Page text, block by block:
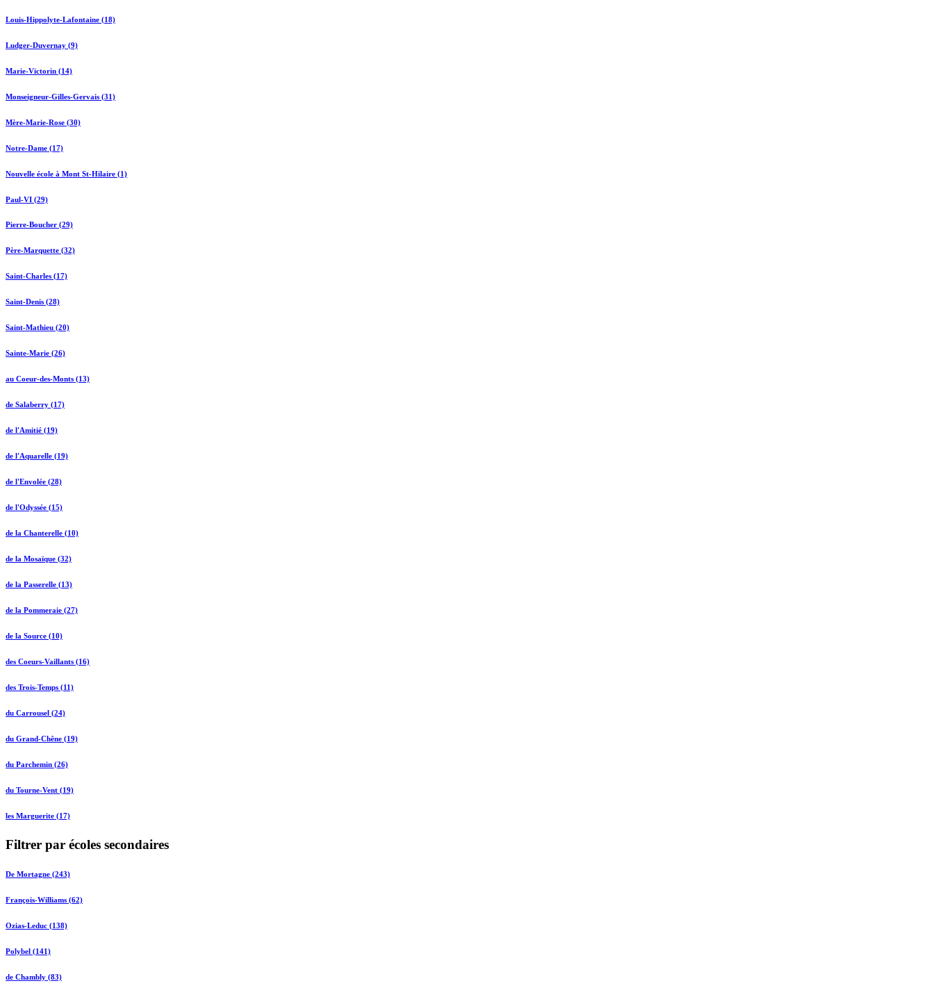
Louis-Hippolyte-Lafontaine (18)
Ludger-Duvernay (9)
Marie-Victorin (14)
Monseigneur-Gilles-Gervais (31)
Mère-Marie-Rose (30)
Notre-Dame (17)
Nouvelle école à Mont St-Hilaire (1)
Paul-VI (29)
Pierre-Boucher (29)
Père-Marquette (32)
Saint-Charles (17)
Saint-Denis (28)
Saint-Mathieu (20)
Sainte-Marie (26)
au Coeur-des-Monts (13)
de Salaberry (17)
de l'Amitié (19)
de l'Aquarelle (19)
de l'Envolée (28)
de l'Odyssée (15)
de la Chanterelle (10)
de la Mosaïque (32)
de la Passerelle (13)
de la Pommeraie (27)
de la Source (10)
des Coeurs-Vaillants (16)
des Trois-Temps (11)
du Carrousel (24)
du Grand-Chêne (19)
du Parchemin (26)
du Tourne-Vent (19)
les Marguerite (17)
Filtrer par écoles secondaires
De Mortagne (243)
François-Williams (62)
Ozias-Leduc (138)
Polybel (141)
de Chambly (83)